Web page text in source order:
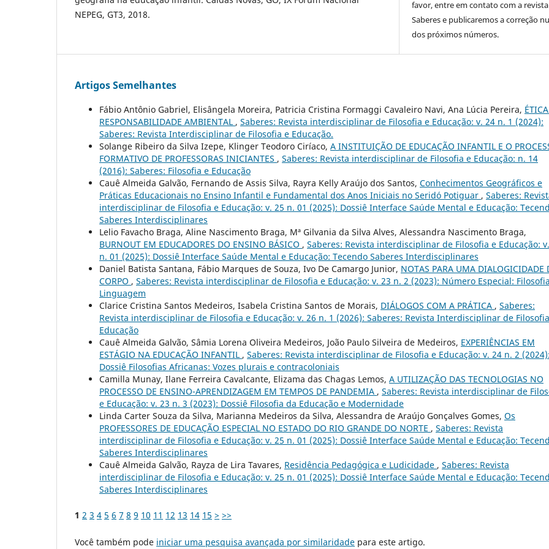
NEPEG, GT3, 2018.
favor, entre em contato com a revista
Saberes e publicaremos a correção
dos próximos números.
Artigos Semelhantes
Fábio Antônio Gabriel, Elisângela Moreira, Patricia Cristina Formaggi Cavaleiro Navi, Ana Lúcia Pereira,
RESPONSABILIDADE AMBIENTAL , Saberes: Revista interdisciplinar de Filosofia e Educação: v. 24 n. 1 (2024):
Saberes: Revista Interdisciplinar de Filosofia e Educação.
Solange Ribeiro da Silva Izepe, Klinger Teodoro Ciríaco, A INSTITUIÇÃO DE EDUCAÇÃO INFANTIL E O
FORMATIVO DE PROFESSORAS INICIANTES , Saberes: Revista interdisciplinar de Filosofia e Educação: n. 14
(2016): Saberes: Filosofia e Educação
Cauê Almeida Galvão, Fernando de Assis Silva, Rayra Kelly Araújo dos Santos, Conhecimentos Geográficos e
Práticas Educacionais no Ensino Infantil e Fundamental dos Anos Iniciais no Seridó Potiguar , Saberes:
interdisciplinar de Filosofia e Educação: v. 25 n. 01 (2025): Dossiê Interface Saúde Mental e Educação:
Saberes Interdisciplinares
Lelio Favacho Braga, Aline Nascimento Braga, Mª Gilvania da Silva Alves, Alessandra Nascimento Braga,
BURNOUT EM EDUCADORES DO ENSINO BÁSICO , Saberes: Revista interdisciplinar de Filosofia e Educação:
n. 01 (2025): Dossiê Interface Saúde Mental e Educação: Tecendo Saberes Interdisciplinares
Daniel Batista Santana, Fábio Marques de Souza, Ivo De Camargo Junior, NOTAS PARA UMA DIALOGICIDADE
CORPO , Saberes: Revista interdisciplinar de Filosofia e Educação: v. 23 n. 2 (2023): Número Especial:
Linguagem
Clarice Cristina Santos Medeiros, Isabela Cristina Santos de Morais, DIÁLOGOS COM A PRÁTICA , Saberes:
Revista interdisciplinar de Filosofia e Educação: v. 26 n. 1 (2026): Saberes: Revista Interdisciplinar de
Educação
Cauê Almeida Galvão, Sâmia Lorena Oliveira Medeiros, João Paulo Silveira de Medeiros, EXPERIÊNCIAS EM
ESTÁGIO NA EDUCAÇÃO INFANTIL , Saberes: Revista interdisciplinar de Filosofia e Educação: v. 24 n. 2 (2024):
Dossiê Filosofias Africanas: Vozes plurais e contracoloniais
Camilla Munay, Ilane Ferreira Cavalcante, Elizama das Chagas Lemos, A UTILIZAÇÃO DAS TECNOLOGIAS NO
PROCESSO DE ENSINO-APRENDIZAGEM EM TEMPOS DE PANDEMIA , Saberes: Revista interdisciplinar de
e Educação: v. 23 n. 3 (2023): Dossiê Filosofia da Educação e Modernidade
Linda Carter Souza da Silva, Marianna Medeiros da Silva, Alessandra de Araújo Gonçalves Gomes, Os
PROFESSORES DE EDUCAÇÃO ESPECIAL NO ESTADO DO RIO GRANDE DO NORTE , Saberes: Revista
interdisciplinar de Filosofia e Educação: v. 25 n. 01 (2025): Dossiê Interface Saúde Mental e Educação:
Saberes Interdisciplinares
Cauê Almeida Galvão, Rayza de Lira Tavares, Residência Pedagógica e Ludicidade , Saberes: Revista
interdisciplinar de Filosofia e Educação: v. 25 n. 01 (2025): Dossiê Interface Saúde Mental e Educação:
Saberes Interdisciplinares
1 2 3 4 5 6 7 8 9 10 11 12 13 14 15 > >>
Você também pode iniciar uma pesquisa avançada por similaridade para este artigo.